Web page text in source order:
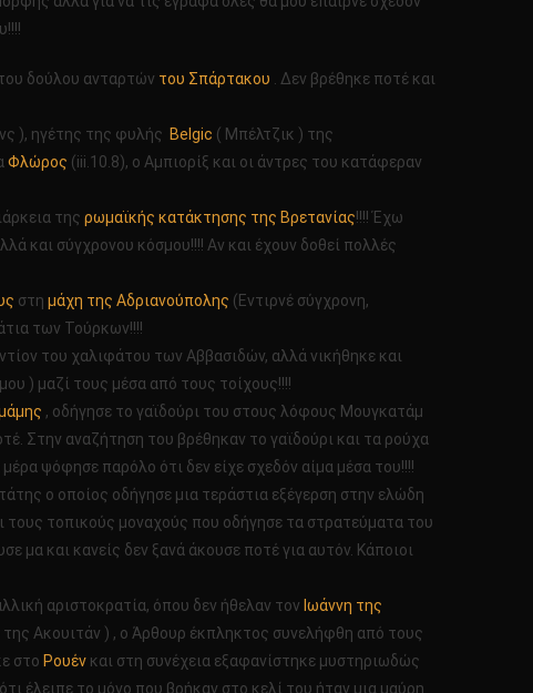
δούλου ανταρτών του Σπάρτακου . Δεν βρέθηκε ποτέ και
), ηγέτης της φυλής Belgic ( Μπέλτζικ ) της
Φλώρος (iii.10.8), ο Αμπιορίξ και οι άντρες του κατάφεραν
της ρωμαϊκής κατάκτησης της Βρετανίας!!!! Έχω
και σύγχρονου κόσμου!!!! Αν και έχουν δοθεί πολλές
στη μάχη της Αδριανούπολης (Eντιρνέ σύγχρονη,
των Τούρκων!!!!
του χαλιφάτου των Αββασιδών, αλλά νικήθηκε και
) μαζί τους μέσα από τους τοίχους!!!!
, οδήγησε το γαϊδούρι του στους λόφους Mουγκατάμ
Στην αναζήτηση του βρέθηκαν το γαϊδούρι και τα ρούχα
ψόφησε παρόλο ότι δεν είχε σχεδόν αίμα μέσα του!!!!
ο οποίος οδήγησε μια τεράστια εξέγερση στην ελώδη
τους τοπικούς μοναχούς που οδήγησε τα στρατεύματα του
και κανείς δεν ξανά άκουσε ποτέ για αυτόν. Κάποιοι
αριστοκρατία, όπου δεν ήθελαν τον Ιωάννη της
της Ακουιτάν ) , ο Άρθουρ έκπληκτος συνελήφθη από τους
στο Ρουέν και στη συνέχεια εξαφανίστηκε μυστηριωδώς
έλειπε το μόνο που βρήκαν στο κελί του ήταν μια μαύρη